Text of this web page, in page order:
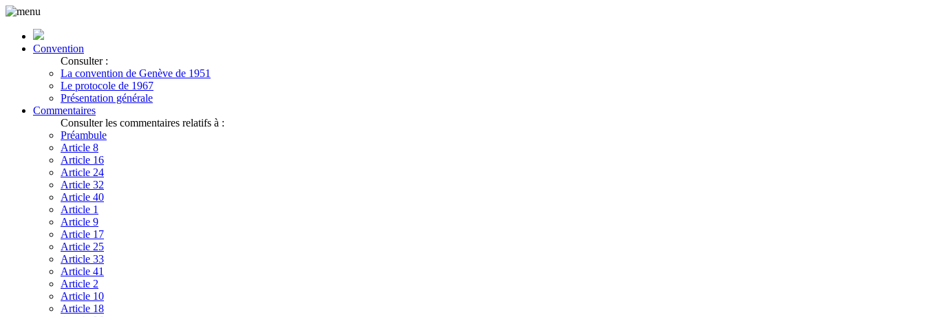
Convention
Consulter :
La convention de Genève de 1951
Le protocole de 1967
Présentation générale
Commentaires
Consulter les commentaires relatifs à :
Préambule
Article 8
Article 16
Article 24
Article 32
Article 40
Article 1
Article 9
Article 17
Article 25
Article 33
Article 41
Article 2
Article 10
Article 18